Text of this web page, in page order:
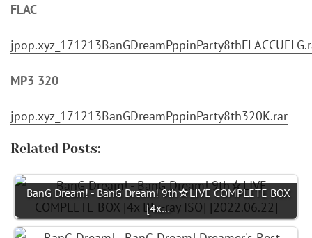
FLAC
MP3 320
jpop.xyz_171213BanGDreamPppinParty8th320K.rar
Related Posts:
BanG Dream! - BanG Dream! 9th☆LIVE COMPLETE BOX
[4x…